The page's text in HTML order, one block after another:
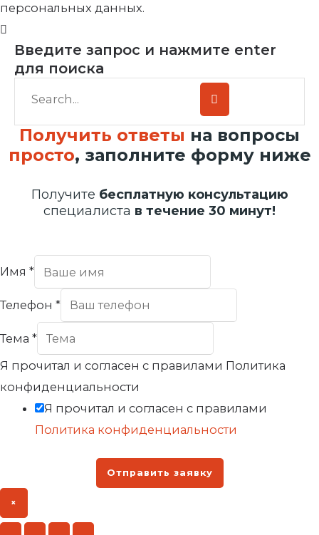
персональных данных.
Введите запрос и нажмите enter
для поиска
Получить ответы на вопросы
просто, заполните форму ниже
Получите бесплатную консультацию
специалиста в течение 30 минут!
Имя *
Телефон *
Тема *
Я прочитал и согласен с правилами Политика
конфиденциальности
Я прочитал и согласен с правилами
Политика конфиденциальности
Отправить заявку
×